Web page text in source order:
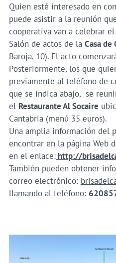
Quien esté interesado en
puede asistir a la reunión
cooperativa van a celebrar
Salón de actos de la Casa
Baroja, 10). El acto
Posteriormente, los que
previamente al teléfono de
que se indica abajo, se
el Restaurante Al Socaire
Cantabria (menú 35 euros).
Una amplia información del
encontrar en la página Web
en el enlace:http://
También pueden obtener
correo electrónico:
llamando al teléfono: